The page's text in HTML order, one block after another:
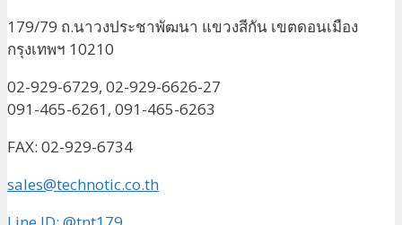
179/79 ถ.นาวงประชาพัฒนา แขวงสีกัน เขตดอนเมือง
กรุงเทพฯ 10210
02-929-6729, 02-929-6626-27
091-465-6261, 091-465-6263
FAX: 02-929-6734
sales@technotic.co.th